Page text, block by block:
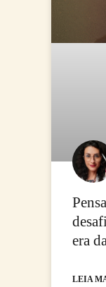
era
LEIA